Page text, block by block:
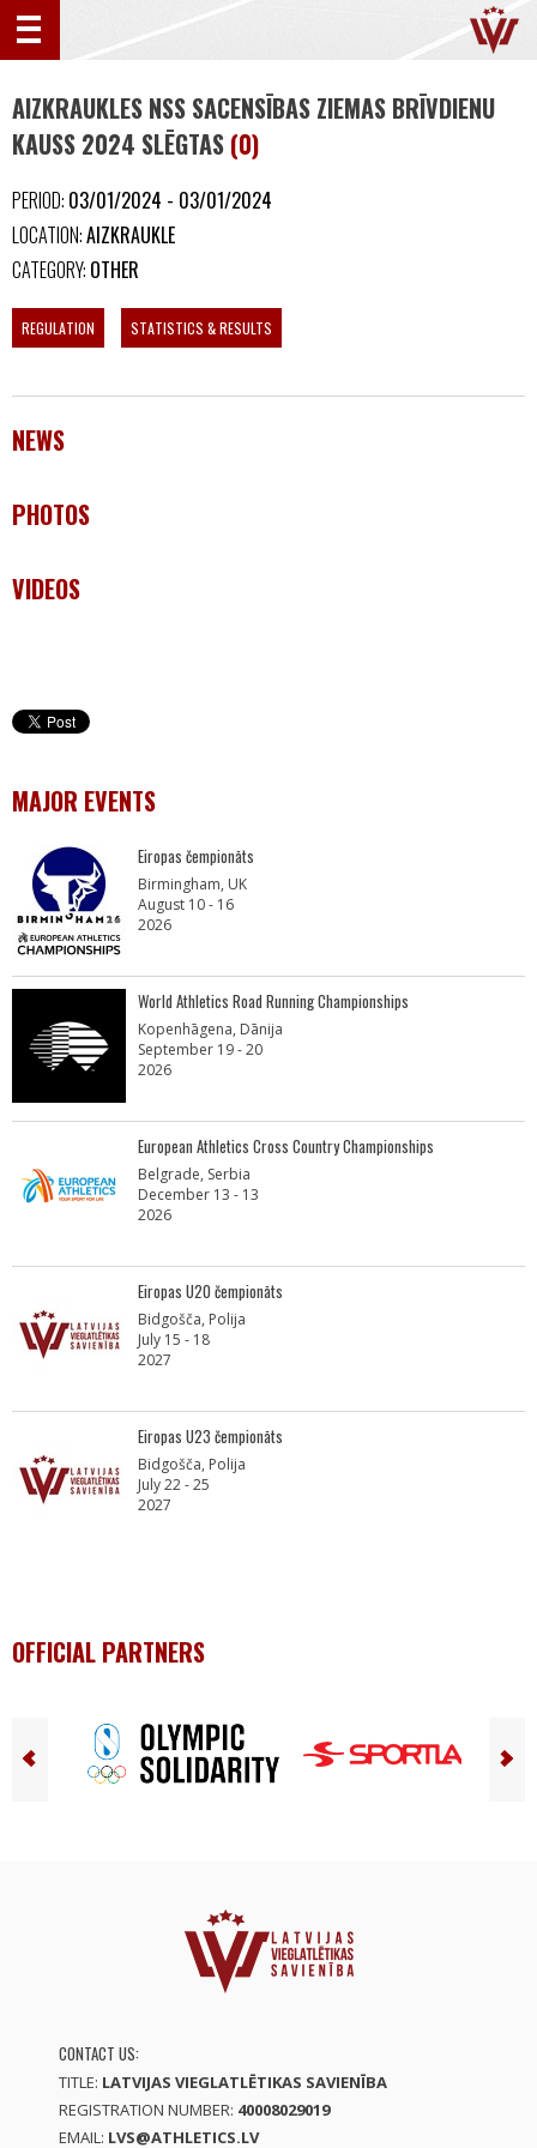
AIZKRAUKLES NSS SACENSĪBAS ZIEMAS BRĪVDIENU
KAUSS 2024 SLĒGTAS (0)
PERIOD: 03/01/2024 - 03/01/2024
LOCATION:AIZKRAUKLE
CATEGORY: OTHER
REGULATION STATISTICS & RESULTS
NEWS
PHOTOS
VIDEOS
MAJOR EVENTS
Eiropas čempionāts
Birmingham, UK
August 10 - 16
2026
World Athletics Road Running Championships
Kopenhāgena, Dānija
September 19 - 20
2026
European Athletics Cross Country Championships
Belgrade, Serbia
December 13 - 13
2026
Eiropas U20 čempionāts
Bidgošča, Polija
July 15 - 18
2027
Eiropas U23 čempionāts
Bidgošča, Polija
July 22 - 25
2027
OFFICIAL PARTNERS
CONTACT US:
TITLE: LATVIJAS VIEGLATLĒTIKAS SAVIENĪBA
REGISTRATION NUMBER: 40008029019
EMAIL: LVS@ATHLETICS.LV